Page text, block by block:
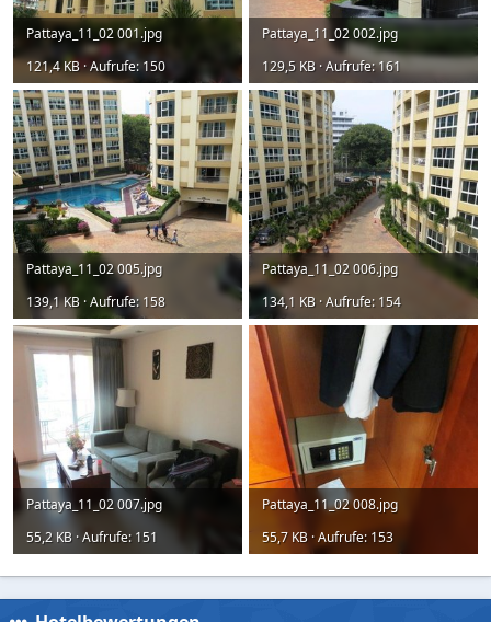
Pattaya_11_02 001.jpg
121,4 KB · Aufrufe: 150
Pattaya_11_02 002.jpg
129,5 KB · Aufrufe: 161
Pattaya_11_02 005.jpg
139,1 KB · Aufrufe: 158
Pattaya_11_02 006.jpg
134,1 KB · Aufrufe: 154
Pattaya_11_02 007.jpg
55,2 KB · Aufrufe: 151
Pattaya_11_02 008.jpg
55,7 KB · Aufrufe: 153